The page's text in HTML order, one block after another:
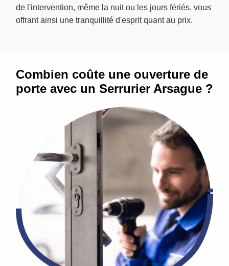
de l'intervention, même la nuit ou les jours fériés, vous
offrant ainsi une tranquillité d'esprit quant au prix.
Combien coûte une ouverture de
porte avec un Serrurier Arsague ?